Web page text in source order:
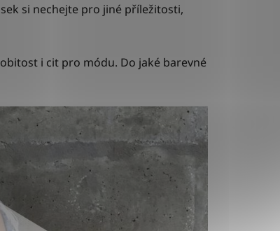
si nechejte pro jiné příležitosti,
i cit pro módu. Do jaké barevné